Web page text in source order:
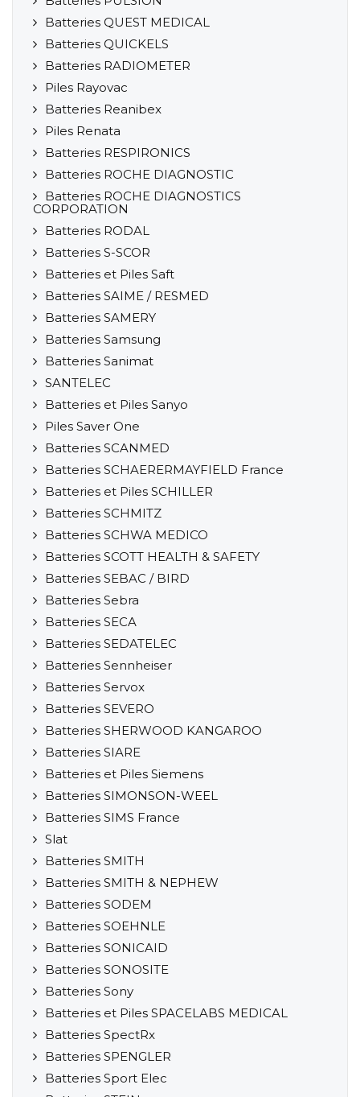
Batteries QUEST MEDICAL
Batteries QUICKELS
Batteries RADIOMETER
Piles Rayovac
Batteries Reanibex
Piles Renata
Batteries RESPIRONICS
Batteries ROCHE DIAGNOSTIC
Batteries ROCHE DIAGNOSTICS
CORPORATION
Batteries RODAL
Batteries S-SCOR
Batteries et Piles Saft
Batteries SAIME / RESMED
Batteries SAMERY
Batteries Samsung
Batteries Sanimat
SANTELEC
Batteries et Piles Sanyo
Piles Saver One
Batteries SCANMED
Batteries SCHAERERMAYFIELD France
Batteries et Piles SCHILLER
Batteries SCHMITZ
Batteries SCHWA MEDICO
Batteries SCOTT HEALTH & SAFETY
Batteries SEBAC / BIRD
Batteries Sebra
Batteries SECA
Batteries SEDATELEC
Batteries Sennheiser
Batteries Servox
Batteries SEVERO
Batteries SHERWOOD KANGAROO
Batteries SIARE
Batteries et Piles Siemens
Batteries SIMONSON-WEEL
Batteries SIMS France
Slat
Batteries SMITH
Batteries SMITH & NEPHEW
Batteries SODEM
Batteries SOEHNLE
Batteries SONICAID
Batteries SONOSITE
Batteries Sony
Batteries et Piles SPACELABS MEDICAL
Batteries SpectRx
Batteries SPENGLER
Batteries Sport Elec